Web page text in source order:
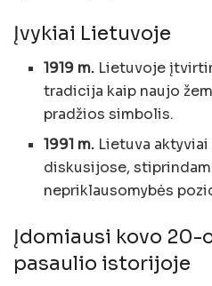
Įvykiai Lietuvoje
1919 m. Lietuvoje
tradicija kaip naujo
pradžios simbolis.
1991 m. Lietuva
diskusijose,
nepriklausomybės
Įdomiausi kovo 20-
pasaulio istorijoje